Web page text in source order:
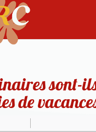
sont-
de